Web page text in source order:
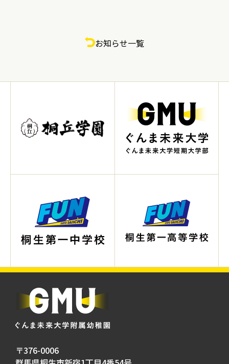
お知らせ一覧
〒376-0006